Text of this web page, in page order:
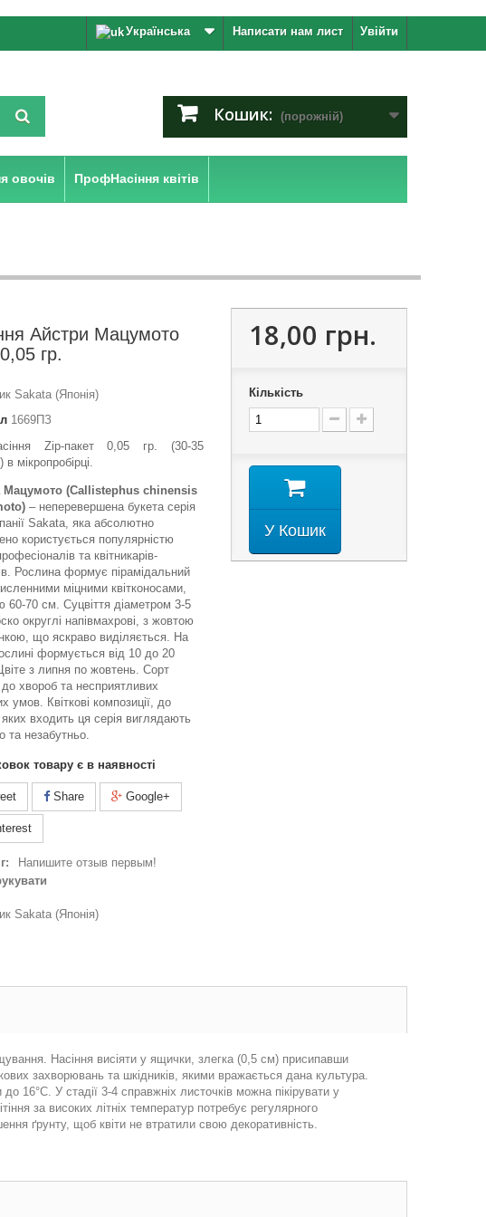
Увійти
Написати нам лист
Українська
Кошик: (порожній)
овочів ПрофНасіння квітів
Айстри Мацумото
гр.
Sakata (Японія)
1669ПЗ
Zip-пакет 0,05 гр. (30-35
в мікропробірці.
Мацумото (Callistephus chinensis
– неперевершена букета серія
Sakata, яка абсолютно
користується популярністю
та квітникарів-
Рослина формує пірамідальний
міцними квітконосами,
60-70 см. Суцвіття діаметром 3-5
округлі напівмахрові, з жовтою
що яскраво виділяється. На
формується від 10 до 20
Цвіте з липня по жовтень. Сорт
до хвороб та несприятливих
умов. Квіткові композиції, до
входить ця серія виглядають
та незабутньо.
товару є в наявності
Share Google+
Напишите отзыв первым!
Sakata (Японія)
18,00 грн.
Кількість
У Кошик
Насіння висіяти у ящички, злегка (0,5 см) присипавши
захворювань та шкідників, якими вражається дана культура.
16°C. У стадії 3-4 справжніх листочків можна пікірувати у
за високих літніх температур потребує регулярного
ґрунту, щоб квіти не втратили свою декоративність.